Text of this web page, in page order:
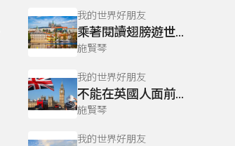
我的世界好朋友
乘著閱讀翅膀遊世界～長坑國小（下）
施賢琴
我的世界好朋友
不能在英國人面前打嗝？
施賢琴
我的世界好朋友